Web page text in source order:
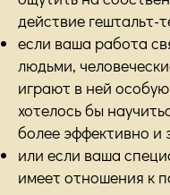
действие гештальт-
если ваша работа
людьми,
играют в ней
хотелось бы
более эффективно и
или если ваша
имеет отношения к